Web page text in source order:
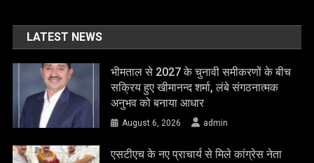
LATEST NEWS
भीमताल से 2027 के चुनावी समीकरणों के बीच
सक्रिय हुए खीमानन्द शर्मा, लंबे संगठनात्मक
अनुभव को बनाया आधार
August 6, 2026 admin
एसटीएच के नए प्राचार्य से मिले कांग्रेस नेता